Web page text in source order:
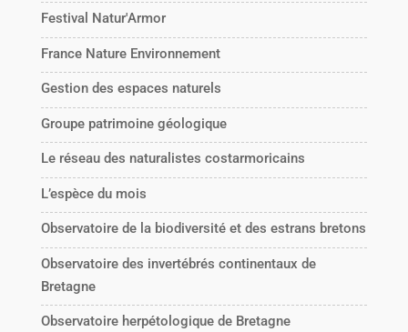
Festival Natur'Armor
France Nature Environnement
Gestion des espaces naturels
Groupe patrimoine géologique
Le réseau des naturalistes costarmoricains
L’espèce du mois
Observatoire de la biodiversité et des estrans bretons
Observatoire des invertébrés continentaux de
Bretagne
Observatoire herpétologique de Bretagne